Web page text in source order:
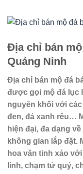
Địa chỉ bán
Quảng Ninh
Địa chỉ bán mộ đá
được gọi mộ đá lục
nguyên khối với
đen, đá xanh rêu…
hiện đại, đa dạng
không gian lắp đặt.
hoa văn tinh xảo
linh, chạm tứ quý,